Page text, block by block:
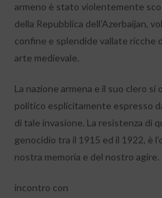
armeno è stato violentemente
della Repubblica dell’Azerbaijan,
confine e splendide vallate ricche
arte medievale.
La nazione armena e il suo clero
politico esplicitamente espresso
di tale invasione. La resistenza di
genocidio tra il 1915 ed il 1922, è
nostra memoria e del nostro agire.
incontro con